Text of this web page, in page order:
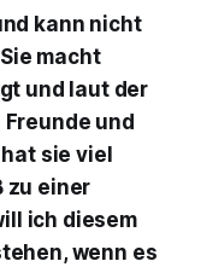
kann nicht
macht
und laut der
und
sie viel
zu einer
ich diesem
wenn es